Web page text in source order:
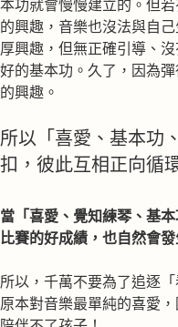
本功就會慢慢建立的。但
的興趣，音樂也沒法與自
厚興趣，但無正確引導、
好的基本功。久了，因為
的興趣。
所以「喜愛、基本功
扣，彼此互相正向循
當「喜愛、覺知練琴、基
比賽的好成績，也自然會發
所以，千萬不要為了追逐
原本對音樂最單純的喜愛